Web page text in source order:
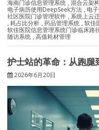
海南门诊信息管理系统 , 混合云架构
电子病历使用DeepSeek方法 , 电
社区医院门诊管理软件 , 系统上云
, 耗占比分析 , 药品管理系统 , 软佳
软佳医院信息管理系统门诊临床路
随访系统 , 高值耗材管理
护士站的革命：从跑腿
2026年6月20日